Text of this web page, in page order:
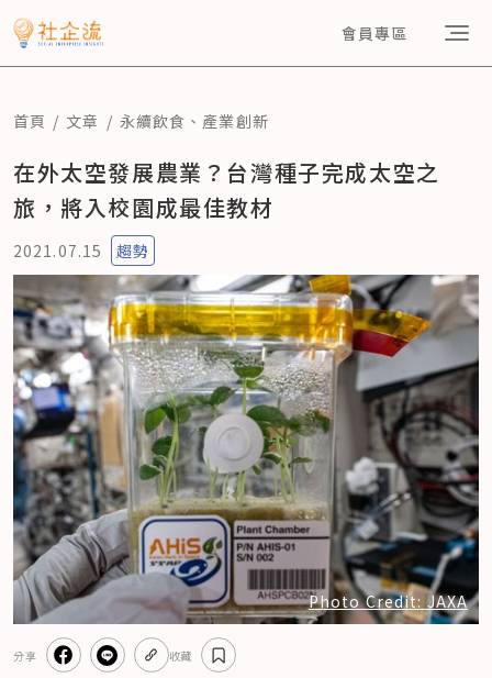
會員專區
首頁 文章 永續飲食 、 產業創新
在外太空發展農業？台灣種子完成太空之
旅，將入校園成最佳教材
2021.07.15 趨勢
Photo Credit: JAXA
分享 收藏